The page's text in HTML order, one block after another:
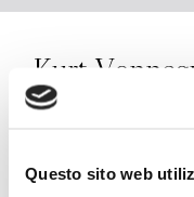
Questo sito web
Kurt
stato uno dei